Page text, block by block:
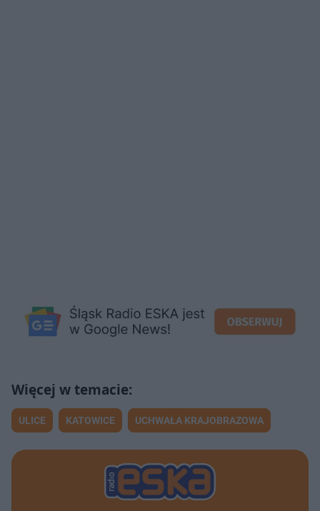
ULICE KATOWICE UCHWAŁA KRAJOBRAZOWA